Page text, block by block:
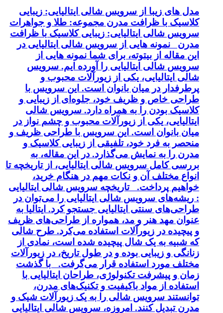
مدل های زیبا از سرویس شالی ایتالیایی: زیبایی
کلاسیک با ظرافت مدرن مجموعه: طلا و جواهرات
سرویس شالی ایتالیایی: زیبایی کلاسیک با ظرافت
مدرن نمونه هایی از سرویس شالی ایتالیایی در
این مقاله از بیتوته، برای شما نمونه هایی از
سرویس شالی ایتالیایی را آورده ایم. سرویس
شالی ایتالیایی، یکی از زیورآلات محبوب و
پرطرفدار در میان بانوان است. این سرویس با
طراحی خاص و ظریف خود، جلوه‌ای از زیبایی و
کلاسیک بودن را به همراه دارد. سرویس شالی
ایتالیایی، یکی از زیورآلات محبوب و چشم نواز در
میان بانوان است. این سرویس با طراحی ظریف و
منحصر به فرد خود، تلفیقی از زیبایی کلاسیک و
مدرن را به نمایش می‌گذارد. در این مقاله، به
بررسی کامل سرویس شالی ایتالیایی، از تاریخچه تا
انواع مختلف آن و نکات مهم در هنگام خرید،
خواهیم پرداخت. تاریخچه سرویس شالی ایتالیایی
: ریشه‌های سرویس شالی ایتالیایی را می‌توان در
طراحی‌های سنتی ایتالیایی جستجو کرد. ایتالیا به
عنوان مهد هنر و مد، همواره از طراحی‌های ظریف
و پیچیده در زیورآلات استفاده می‌کرد. طرح شالی
که شبیه به یک شال پیچیده شده است، نمادی از
زنانگی و زیبایی بوده و در طول تاریخ، در زیورآلات
مختلف مورد استفاده قرار می‌گرفت. با گذشت
زمان و پیشرفت تکنولوژی، طراحان ایتالیایی با
استفاده از مواد باکیفیت و تکنیک‌های مدرن،
توانستند سرویس شالی را به یک زیورآلات شیک و
مدرن تبدیل کنند. امروزه، سرویس شالی ایتالیایی